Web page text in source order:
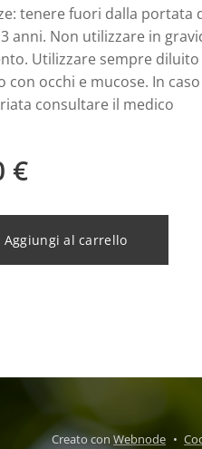
tenere fuori dalla portata
anni. Non utilizzare in
Utilizzare sempre
con occhi e mucose. In
consultare il medico
€
Aggiungi al carrello
Creato con Webnode